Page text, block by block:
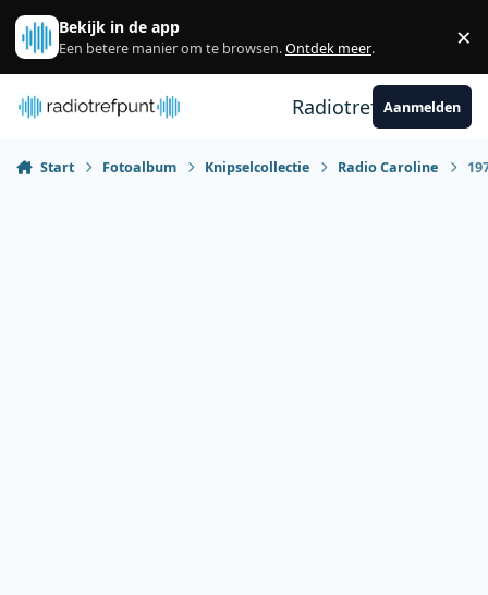
Spring naar bijdragen
Bekijk in de app
Een betere manier om te browsen.Ontdek meer. ×
RadiotrefpuntAanmelden
Start Fotoalbum Knipselcollectie Radio Caroline